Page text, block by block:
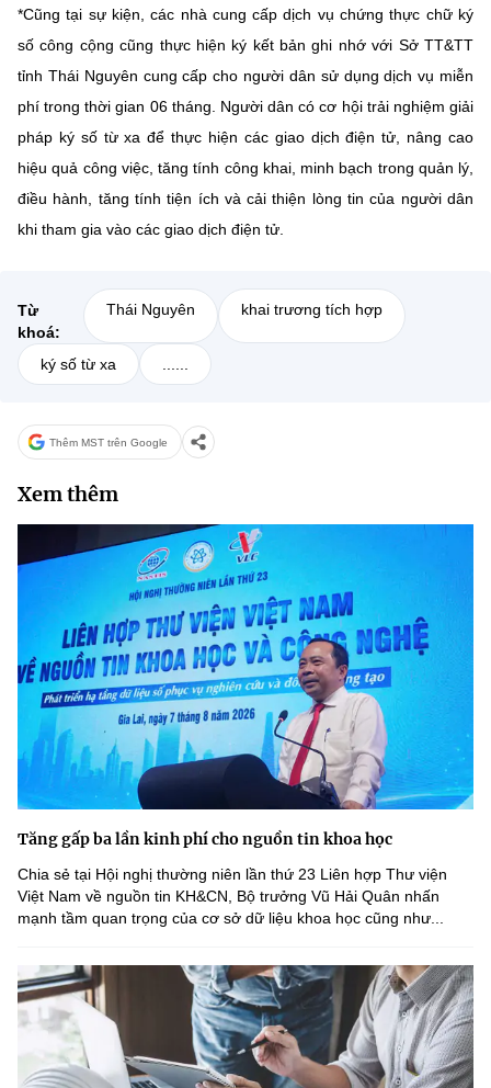
*Cũng tại sự kiện, các nhà cung cấp dịch vụ chứng thực chữ ký
số công cộng cũng thực hiện ký kết bản ghi nhớ với Sở TT&TT
tỉnh Thái Nguyên cung cấp cho người dân sử dụng dịch vụ miễn
phí trong thời gian 06 tháng. Người dân có cơ hội trải nghiệm giải
pháp ký số từ xa để thực hiện các giao dịch điện tử, nâng cao
hiệu quả công việc, tăng tính công khai, minh bạch trong quản lý,
điều hành, tăng tính tiện ích và cải thiện lòng tin của người dân
khi tham gia vào các giao dịch điện tử.
Từ
khoá:
Thái Nguyên khai trương tích hợp
ký số từ xa ......
Thêm MST trên Google
Xem thêm
Tăng gấp ba lần kinh phí cho nguồn tin khoa học
Chia sẻ tại Hội nghị thường niên lần thứ 23 Liên hợp Thư viện
Việt Nam về nguồn tin KH&CN, Bộ trưởng Vũ Hải Quân nhấn
mạnh tầm quan trọng của cơ sở dữ liệu khoa học cũng như...